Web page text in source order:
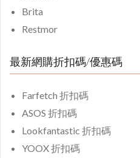
Brita
Restmor
最新網購折扣碼/優惠碼
Farfetch 折扣碼
ASOS 折扣碼
Lookfantastic 折扣碼
YOOX 折扣碼